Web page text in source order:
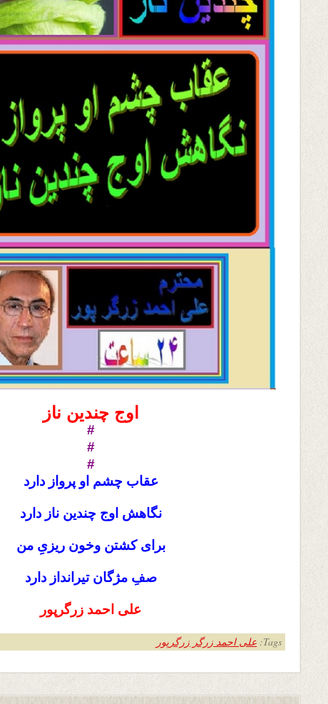
اوج چندین ناز
#
#
#
عقاب چشم او پرواز دارد
نگاهش اوج چندین ناز دارد
برای کشتن وخون ریزیِ من
صفِ مژگان تیرانداز دارد
علی احمد زرگرپور
Tags: علی احمد زرگر زرگرپور